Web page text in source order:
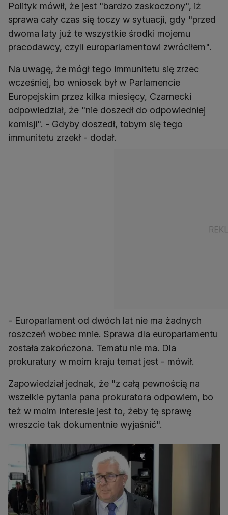
Polityk mówił, że jest "bardzo zaskoczony", iż
sprawa cały czas się toczy w sytuacji, gdy "przed
dwoma laty już te wszystkie środki mojemu
pracodawcy, czyli europarlamentowi zwróciłem".
Na uwagę, że mógł tego immunitetu się zrzec
wcześniej, bo wniosek był w Parlamencie
Europejskim przez kilka miesięcy, Czarnecki
odpowiedział, że "nie doszedł do odpowiedniej
komisji". - Gdyby doszedł, tobym się tego
immunitetu zrzekł - dodał.
- Europarlament od dwóch lat nie ma żadnych
roszczeń wobec mnie. Sprawa dla europarlamentu
została zakończona. Tematu nie ma. Dla
prokuratury w moim kraju temat jest - mówił.
Zapowiedział jednak, że "z całą pewnością na
wszelkie pytania pana prokuratora odpowiem, bo
też w moim interesie jest to, żeby tę sprawę
wreszcie tak dokumentnie wyjaśnić".